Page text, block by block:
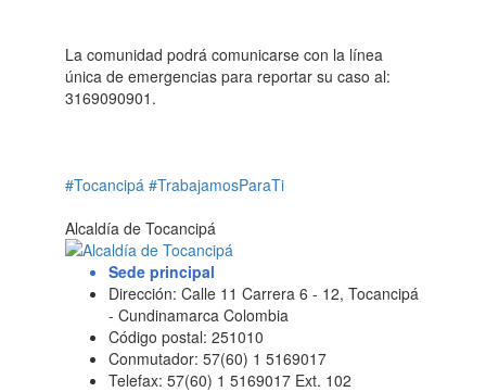
La comunidad podrá comunicarse con la línea
única de emergencias para reportar su caso al:
3169090901.
#Tocancipá #TrabajamosParaTi
Alcaldía de Tocancipá
Sede principal
Dirección: Calle 11 Carrera 6 - 12, Tocancipá
- Cundinamarca Colombia
Código postal: 251010
Conmutador: 57(60) 1 5169017
Telefax: 57(60) 1 5169017 Ext. 102